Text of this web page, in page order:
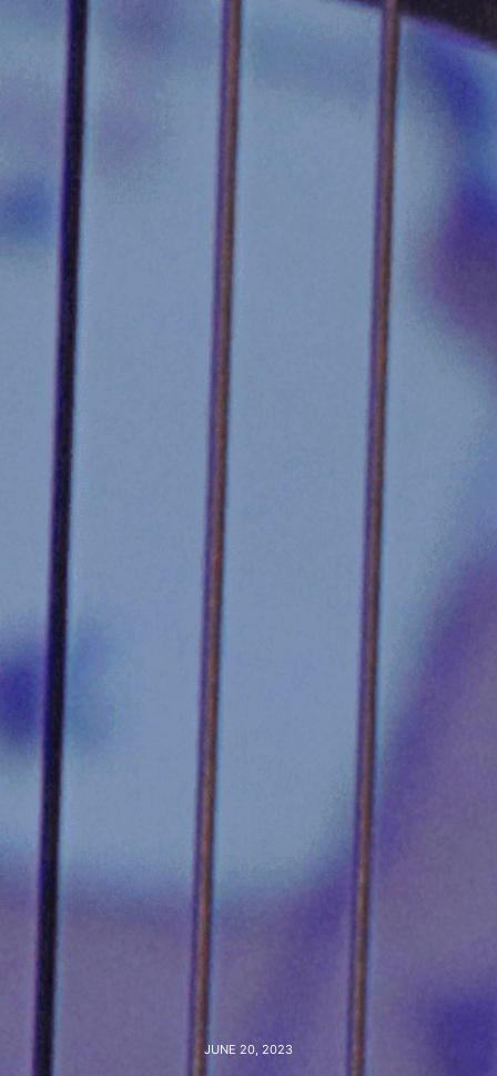
JUNE 20, 2023